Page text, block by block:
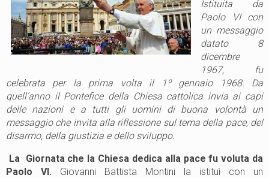
Istituita da
Paolo VI con
un messaggio
datato 8
dicembre
1967, fu
celebrata per la prima volta il 1º gennaio 1968. Da
quell’anno il Pontefice della Chiesa cattolica invia ai capi
delle nazioni e a tutti gli uomini di buona volontà un
messaggio che invita alla riflessione sul tema della pace, del
disarmo, della giustizia e dello sviluppo.
La Giornata che la Chiesa dedica alla pace fu voluta da
Paolo VI. Giovanni Battista Montini la istituì con un